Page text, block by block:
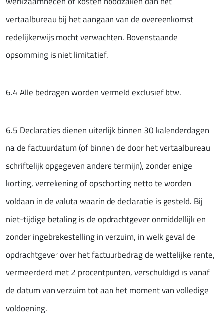
vertaalbureau bij het aangaan van de overeenkomst
redelijkerwijs mocht verwachten. Bovenstaande
opsomming is niet limitatief.
6.4 Alle bedragen worden vermeld exclusief btw.
6.5 Declaraties dienen uiterlijk binnen 30 kalenderdagen
na de factuurdatum (of binnen de door het vertaalbureau
schriftelijk opgegeven andere termijn), zonder enige
korting, verrekening of opschorting netto te worden
voldaan in de valuta waarin de declaratie is gesteld. Bij
niet-tijdige betaling is de opdrachtgever onmiddellijk en
zonder ingebrekestelling in verzuim, in welk geval de
opdrachtgever over het factuurbedrag de wettelijke rente,
vermeerderd met 2 procentpunten, verschuldigd is vanaf
de datum van verzuim tot aan het moment van volledige
voldoening.